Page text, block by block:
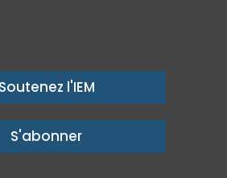
Soutenez l'IEM
S'abonner